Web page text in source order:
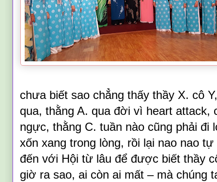
chưa biết sao chẳng thấy thầy X. cô
qua, thằng A. qua đời vì heart attack,
ngực, thằng C. tuần nào cũng phải đi
xốn xang trong lòng, rồi lại nao nao
đến với Hội từ lâu để được biết thầy
giờ ra sao, ai còn ai mất – mà chúng